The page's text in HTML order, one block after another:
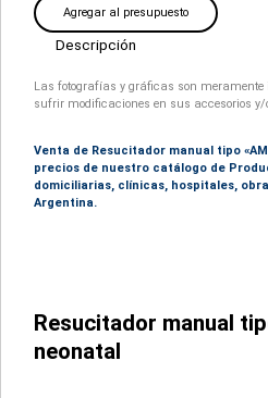
Agregar al presupuesto
Descripción
Las fotografías y gráficas son
sufrir modificaciones en sus accesorios y/
Venta de Resucitador manual tipo
precios de nuestro catálogo de
domiciliarias, clínicas, hospitales,
Argentina.
Resucitador manual
neonatal